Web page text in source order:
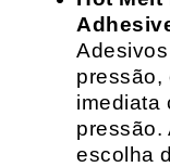
pressão,
imediata
pressão.
escolha